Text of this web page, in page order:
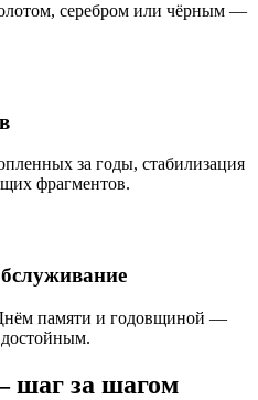
серебром или чёрным —
за годы, стабилизация
фрагментов.
памяти и годовщиной —
шаг за шагом